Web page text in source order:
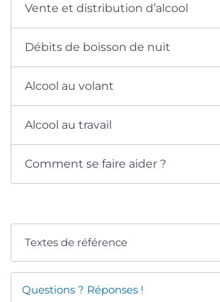
Vente et distribution d’alcool
Débits de boisson de nuit
Alcool au volant
Alcool au travail
Comment se faire aider ?
Textes de référence
Questions ? Réponses !